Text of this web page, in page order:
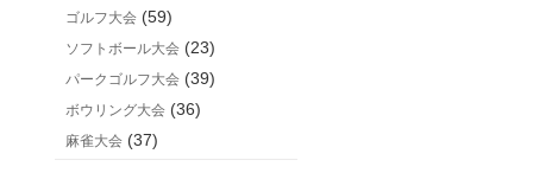
ゴルフ大会 (59)
ソフトボール大会 (23)
パークゴルフ大会 (39)
ボウリング大会 (36)
麻雀大会 (37)